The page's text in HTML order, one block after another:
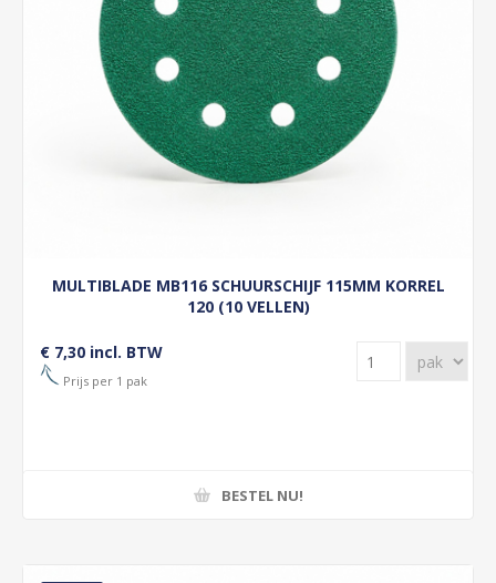
MULTIBLADE MB116 SCHUURSCHIJF 115MM KORREL
120 (10 VELLEN)
€ 7,30 incl. BTW
Prijs per 1 pak
BESTEL NU!